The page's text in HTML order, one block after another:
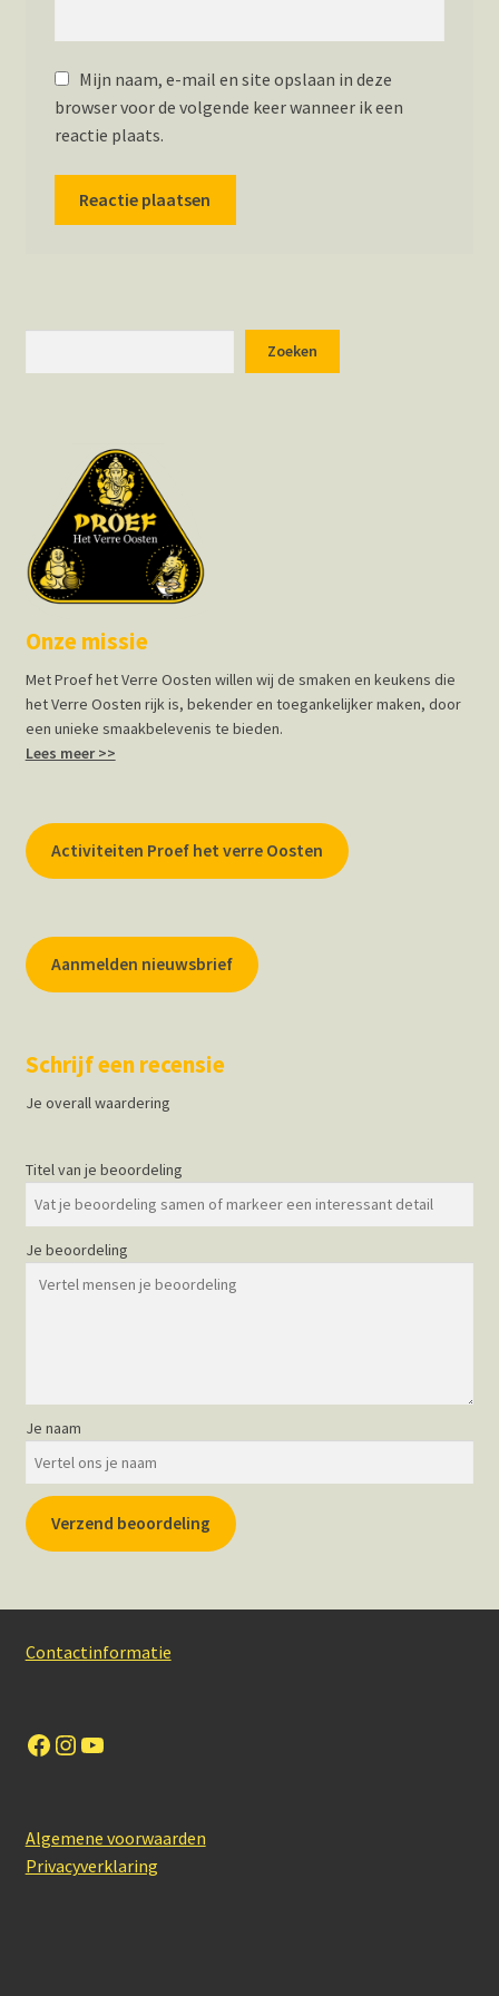
Mijn naam, e-mail en site opslaan in deze
browser voor de volgende keer wanneer ik een
reactie plaats.
Zoeken
Onze missie
Met Proef het Verre Oosten willen wij de smaken en keukens die
het Verre Oosten rijk is, bekender en toegankelijker maken, door
een unieke smaakbelevenis te bieden.
Lees meer >>
Activiteiten Proef het verre Oosten
Aanmelden nieuwsbrief
Schrijf een recensie
Je overall waardering
Titel van je beoordeling
Je beoordeling
Je naam
Verzend beoordeling
Contactinformatie
Facebook
Instagram
YouTube
Algemene voorwaarden
Privacyverklaring